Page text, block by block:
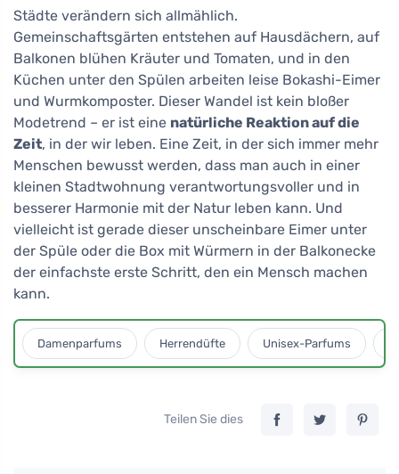
Städte verändern sich allmählich.
Gemeinschaftsgärten entstehen auf Hausdächern, auf
Balkonen blühen Kräuter und Tomaten, und in den
Küchen unter den Spülen arbeiten leise Bokashi-Eimer
und Wurmkomposter. Dieser Wandel ist kein bloßer
Modetrend – er ist eine natürliche Reaktion auf die
Zeit, in der wir leben. Eine Zeit, in der sich immer mehr
Menschen bewusst werden, dass man auch in einer
kleinen Stadtwohnung verantwortungsvoller und in
besserer Harmonie mit der Natur leben kann. Und
vielleicht ist gerade dieser unscheinbare Eimer unter
der Spüle oder die Box mit Würmern in der Balkonecke
der einfachste erste Schritt, den ein Mensch machen
kann.
Damenparfums Herrendüfte Unisex-Parfums
Teilen Sie dies